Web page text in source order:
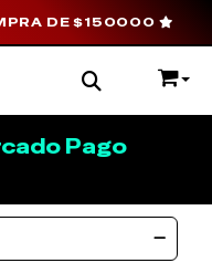
DE $150000
Pago